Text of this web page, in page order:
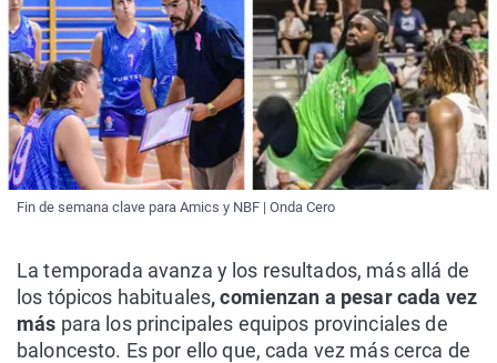
Fin de semana clave para Amics y NBF | Onda Cero
La temporada avanza y los resultados, más allá de
los tópicos habituales, comienzan a pesar cada vez
más para los principales equipos provinciales de
baloncesto. Es por ello que, cada vez más cerca de